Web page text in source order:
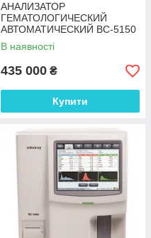
АНАЛИЗАТОР
ГЕМАТОЛОГИЧЕСКИЙ
АВТОМАТИЧЕСКИЙ BC-5150
В наявності
435 000 ₴
Купити